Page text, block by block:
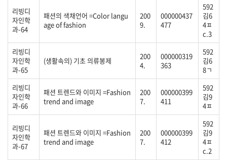
리빙디
자인학
과-64
패션의 색채언어 =Color langu
age of fashion
200
9.
000000437
477
592
김6
4ㅍ
c.3
리빙디
자인학
과-65
(생활속의) 기초 의류봉제
200
4.
000000319
363
592
김6
8ㄱ
리빙디
자인학
과-66
패션 트렌드와 이미지 =Fashion
trend and image
200
7.
000000399
411
592
김9
4ㅍ
리빙디
자인학
과-67
패션 트렌드와 이미지 =Fashion
trend and image
200
7.
000000399
412
592
김9
4ㅍ
c.2